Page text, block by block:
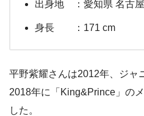
出身地 ：愛知県 名古
身長 ：171 cm
平野紫耀さんは2012年、ジャ
2018年に「King&Prince」の
した。